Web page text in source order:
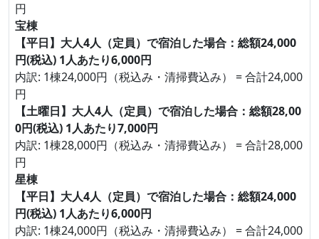
円
宝棟
【平日】大人4人（定員）で宿泊した場合：総額24,000
円(税込) 1人あたり6,000円
内訳: 1棟24,000円（税込み・清掃費込み） = 合計24,000
円
【土曜日】大人4人（定員）で宿泊した場合：総額28,00
0円(税込) 1人あたり7,000円
内訳: 1棟28,000円（税込み・清掃費込み） = 合計28,000
円
星棟
【平日】大人4人（定員）で宿泊した場合：総額24,000
円(税込) 1人あたり6,000円
内訳: 1棟24,000円（税込み・清掃費込み） = 合計24,000